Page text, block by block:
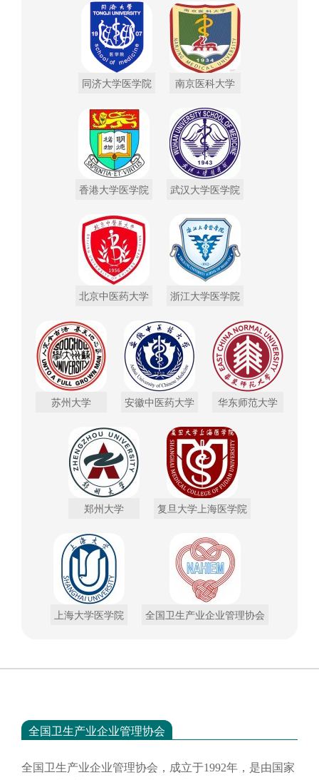
同济大学医学院 南京医科大学
香港大学医学院 武汉大学医学院
北京中医药大学 浙江大学医学院
苏州大学 安徽中医药大学 华东师范大学
郑州大学 复旦大学上海医学院
上海大学医学院 全国卫生产业企业管理协会
全国卫生产业企业管理协会
全国卫生产业企业管理协会，成立于1992年，是由国家